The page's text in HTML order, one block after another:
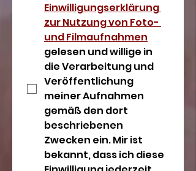
Einwilligungserklärung
zur Nutzung von Foto-
und Filmaufnahmen
gelesen und willige in
die Verarbeitung und
Veröffentlichung
meiner Aufnahmen
gemäß den dort
beschriebenen
Zwecken ein. Mir ist
bekannt, dass ich diese